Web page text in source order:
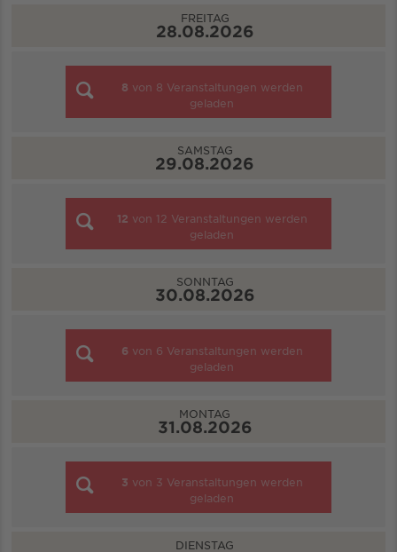
FREITAG
28.08.2026
8 von 8 Veranstaltungen werden
geladen
SAMSTAG
29.08.2026
12 von 12 Veranstaltungen werden
geladen
SONNTAG
30.08.2026
6 von 6 Veranstaltungen werden
geladen
MONTAG
31.08.2026
3 von 3 Veranstaltungen werden
geladen
DIENSTAG